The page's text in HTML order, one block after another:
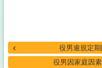
專
區
役男逾規定
役男因家庭因